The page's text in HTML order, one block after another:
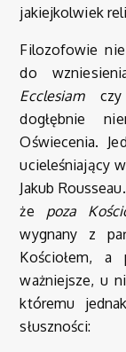
jakiejkolwiek
Filozofowie nie
do
Ecclesiamczy
dogłębnie
Oświecenia.
ucieleśniający
Jakub
że poza
wygnany z
Kościołem, a
ważniejsze, u
któremu
słuszności: